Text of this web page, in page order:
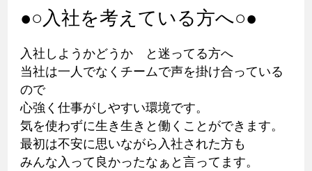
●○入社を考えている方へ○●
入社しようかどうか と迷ってる方へ
当社は一人でなくチームで声を掛け合っている
ので
心強く仕事がしやすい環境です。
気を使わずに生き生きと働くことができます。
最初は不安に思いながら入社された方も
みんな入って良かったなぁと言ってます。